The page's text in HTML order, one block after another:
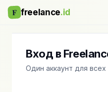
F freelance.id
Вход в
Один аккаунт для